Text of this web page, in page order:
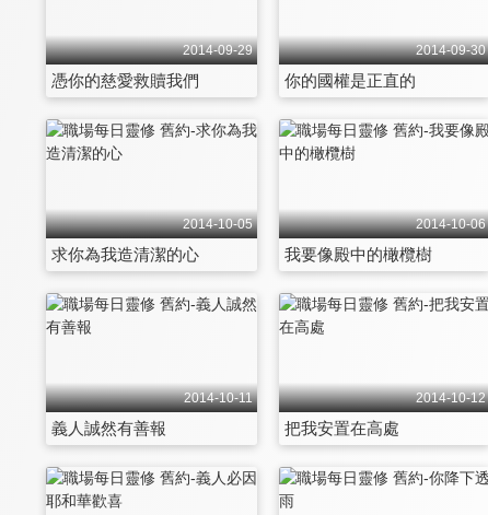
2014-09-29
憑你的慈愛救贖我們
2014-09-30
你的國權是正直的
2014-10-05
求你為我造清潔的心
2014-10-06
我要像殿中的橄欖樹
2014-10-11
義人誠然有善報
2014-10-12
把我安置在高處